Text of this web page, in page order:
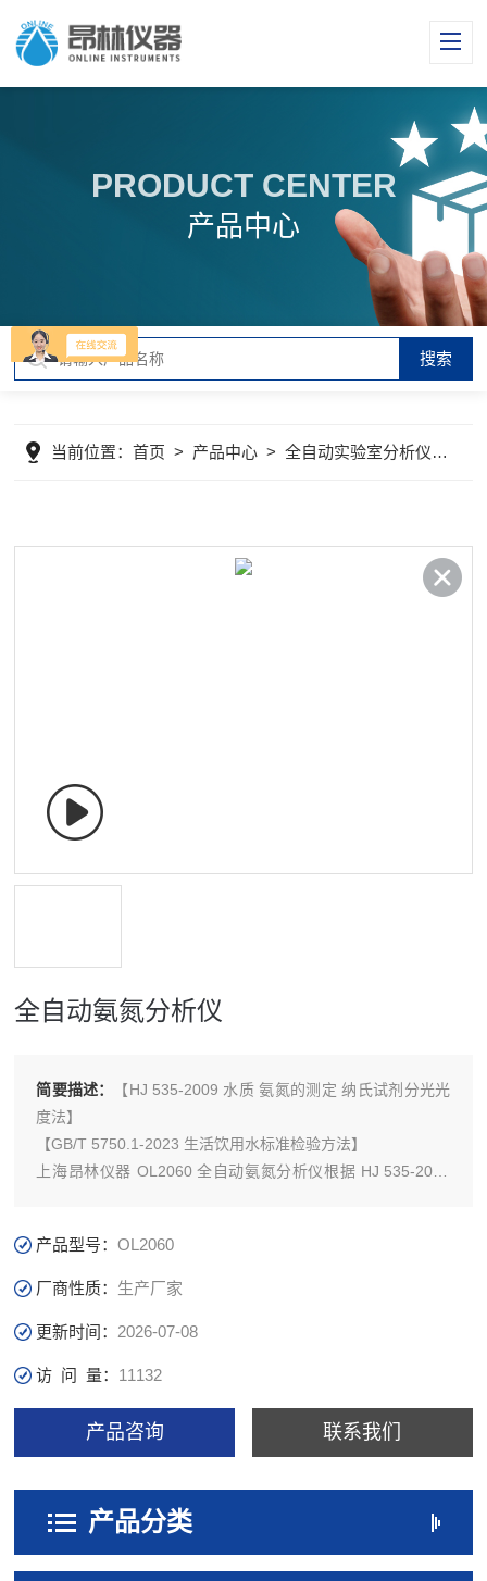
PRODUCT CENTER
产品中心
当前位置：首页 > 产品中心 >全自动实验室分析仪器
全自动氨氮分析仪
简要描述：
【HJ 535-2009 水质 氨氮的测定 纳氏试剂分光光
度法】
【GB/T 5750.1-2023 生活饮用水标准检验方法】
上海昂林仪器 OL2060 全自动氨氮分析仪根据 HJ 535-2009
准检验方法。
产品型号：OL2060
厂商性质： 生产厂家
更新时间： 2026-07-08
访 问 量： 11132
产品咨询 联系我们
产品分类